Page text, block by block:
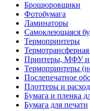
Брошюровщики
Фотобумага
Ламинаторы
Самоклеющаяся
Термопринтеры
Термотрансферная
Принтеры, МФУ и
Термопринтеры
Послепечатное
Плоттеры и
Бумага и пленка
Бумага для печати